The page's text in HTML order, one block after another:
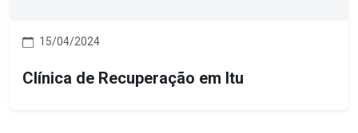
15/04/2024
Clínica de Recuperação em Itu